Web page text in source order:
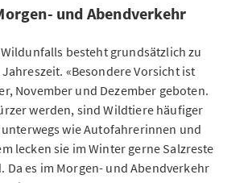
und Abendverkehr
besteht grundsätzlich zu
«Besondere Vorsicht ist
November und Dezember geboten.
werden, sind Wildtiere häufiger
wie Autofahrerinnen und
lecken sie im Winter gerne Salzreste
Da es im Morgen- und Abendverkehr